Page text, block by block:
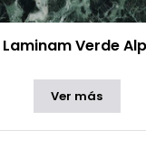
Laminam Verde
Ver más